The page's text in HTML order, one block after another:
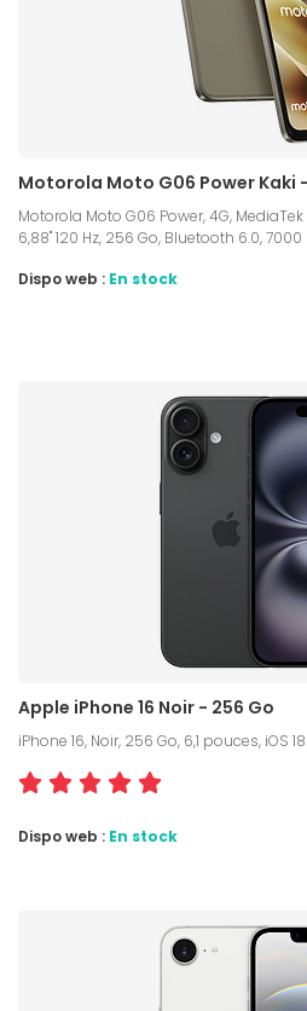
Motorola Moto G06 Power Kaki
Motorola Moto G06 Power, 4G, MediaTek
6,88" 120 Hz, 256 Go, Bluetooth 6.0,
Dispo web : En stock
Apple iPhone 16 Noir - 256 Go
iPhone 16, Noir, 256 Go, 6,1 pouces, iOS 18
Dispo web : En stock